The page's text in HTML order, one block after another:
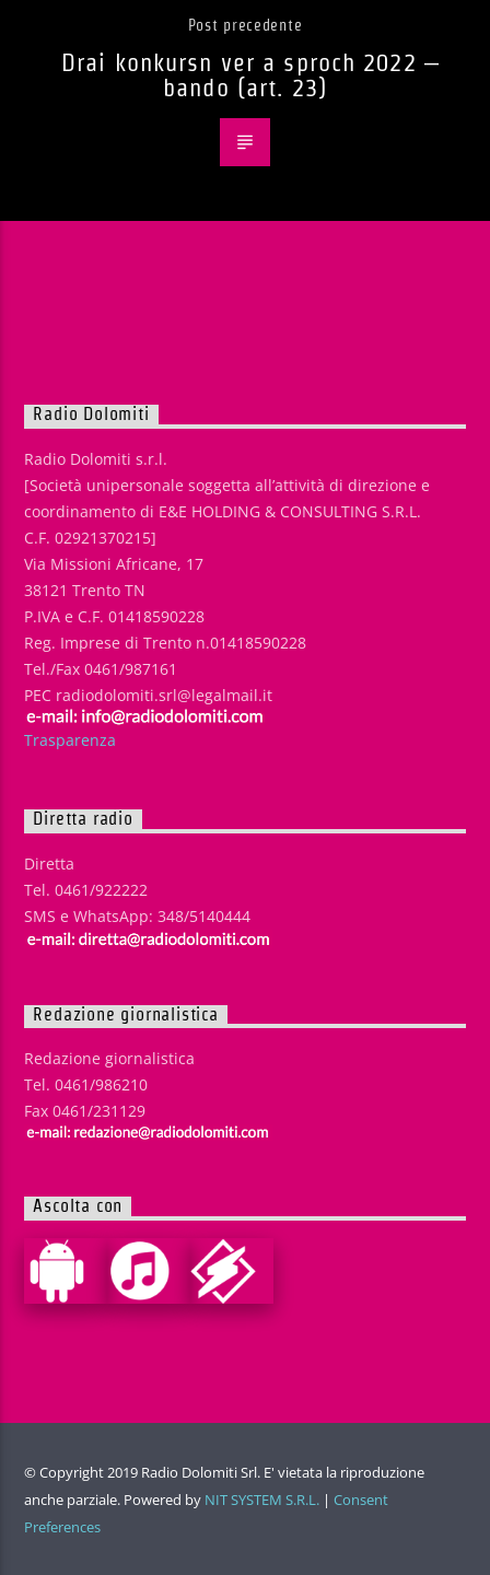
Post precedente
Drai konkursn ver a sproch 2022 –
bando (art. 23)
Radio Dolomiti
Radio Dolomiti s.r.l.
[Società unipersonale soggetta all’attività di direzione e
coordinamento di E&E HOLDING & CONSULTING S.R.L.
C.F. 02921370215]
Via Missioni Africane, 17
38121 Trento TN
P.IVA e C.F. 01418590228
Reg. Imprese di Trento n.01418590228
Tel./Fax 0461/987161
PEC radiodolomiti.srl@legalmail.it
Trasparenza
Diretta radio
Diretta
Tel. 0461/922222
SMS e WhatsApp: 348/5140444
Redazione giornalistica
Redazione giornalistica
Tel. 0461/986210
Fax 0461/231129
Ascolta con
© Copyright 2019 Radio Dolomiti Srl. E' vietata la riproduzione
anche parziale. Powered by NIT SYSTEM S.R.L. | Consent
Preferences